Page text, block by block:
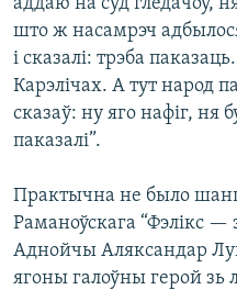
аддаю на суд гледачоў,
што ж насамрэч
і сказалі: трэба
Карэлічах. А тут народ
сказаў: ну яго нафіг, ня
паказалі”.
Практычна не было
Раманоўскага “Фэлікс
Аднойчы Аляксандар
ягоны галоўны герой зь